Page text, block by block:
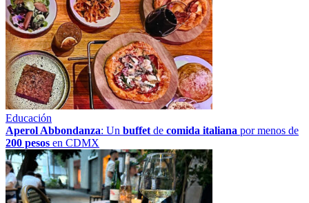
Educación
Aperol Abbondanza: Un buffet de comida italiana por menos de
200 pesos en CDMX